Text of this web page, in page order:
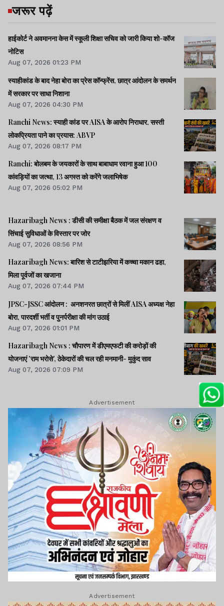
जरूर पढ़ें
हाईकोर्ट ने अवमानना केस में स्कूली शिक्षा सचिव को जारी किया शो-कॉज
नोटिस
Aug 07, 2026 01:23 PM
स्याहीकांड के बाद नेहा बोरा का प्रेस कॉन्फ्रेंस, छात्र आंदोलन के समर्थन
में सरकार पर साधा निशाना
Aug 07, 2026 04:30 PM
Ranchi News: स्याही कांड पर AISA के आरोप निराधार, सस्ती
लोकप्रियता पाने का प्रयास: ABVP
Aug 07, 2026 08:17 PM
Ranchi: बोलबम के जयकारों के साथ बाबाधाम रवाना हुआ 100
कांवड़ियों का जत्था, 13 अगस्त को करेंगे जलाभिषेक
Aug 07, 2026 05:02 PM
Hazaribagh News : डीसी की समीक्षा बैठक में जल संरक्षण व
सिंचाई सुविधाओं के विस्तार पर जोर
Aug 07, 2026 08:56 PM
Hazaribagh News: बारिश से टाटीझरिया में कच्चा मकान ढहा,
मिला पूर्वजों का खजाना
Aug 07, 2026 07:44 PM
JPSC-JSSC आंदोलन : अनशनरत छात्रों से मिलीं AISA अध्यक्ष नेहा
बोरा, पारदर्शी भर्ती व पुनर्परीक्षा की मांग उठाई
Aug 07, 2026 01:01 PM
Hazaribagh News : चौपारण में डीएमएफटी की करोड़ों की
योजनाएं 'राम भरोसे', ठेकेदारों की चल रही मनमानी- मुकुंद साव
Aug 07, 2026 07:09 PM
Advertisement
Advertisement